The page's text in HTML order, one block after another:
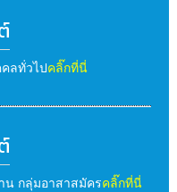
ลทั่วไปคลิ๊กที่นี่
น กลุ่มอาสาสมัครคลิ๊กที่นี่